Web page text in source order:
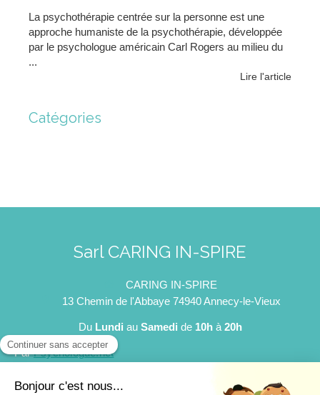
La psychothérapie centrée sur la personne est une
approche humaniste de la psychothérapie, développée
par le psychologue américain Carl Rogers au milieu du
...
Lire l'article
Catégories
Sarl CARING IN-SPIRE
CARING IN-SPIRE
13 Chemin de l'Abbaye 74940 Annecy-le-Vieux
Du Lundi au Samedi de 10hà 20h
ParPsychologue.net